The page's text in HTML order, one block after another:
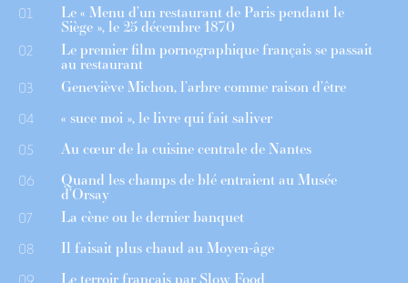
01 Le « Menu d’un restaurant de Paris pendant le
Siège », le 25 décembre 1870
02 Le premier film pornographique français se passait
au restaurant
03 Geneviève Michon, l’arbre comme raison d’être
04 « suce moi », le livre qui fait saliver
05 Au cœur de la cuisine centrale de Nantes
06 Quand les champs de blé entraient au Musée
d’Orsay
07 La cène ou le dernier banquet
08 Il faisait plus chaud au Moyen-âge
09